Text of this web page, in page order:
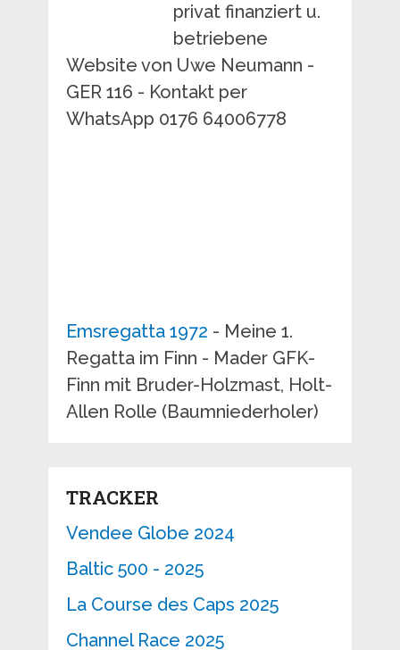
privat finanziert u.
betriebene
Website von Uwe Neumann -
GER 116 - Kontakt per
WhatsApp 0176 64006778
Emsregatta 1972 - Meine 1.
Regatta im Finn - Mader GFK-
Finn mit Bruder-Holzmast, Holt-
Allen Rolle (Baumniederholer)
TRACKER
Vendee Globe 2024
Baltic 500 - 2025
La Course des Caps 2025
Channel Race 2025